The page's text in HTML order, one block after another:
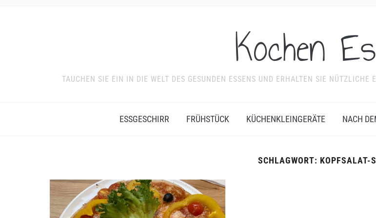
Kochen
TAUCHEN SIE EIN IN DIE WELT DES GESUNDEN ESSENS UND ERHALTEN SIE NÜTZLICHE
ESSGESCHIRR FRÜHSTÜCK KÜCHENKLEINGERÄTE NACH
SCHLAGWORT: KOPFSALAT-